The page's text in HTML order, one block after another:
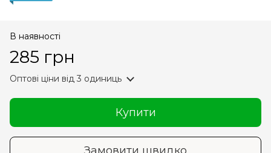
В наявності
285 грн
Оптові ціни від 3 одиниць
Купити